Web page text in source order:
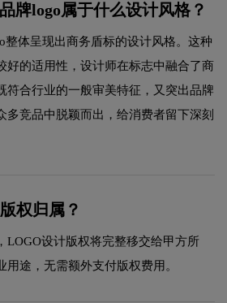
牌logo属于什么设计风格？
整体呈现出商务盾标的设计风格。这种
好的适用性，设计师在标志中融合了商
符合行业的一般审美特征，又突出品牌
多竞品中脱颖而出，给消费者留下深刻
权归属？
LOGO设计版权将完整移交给甲方所
途，无需额外支付版权费用。